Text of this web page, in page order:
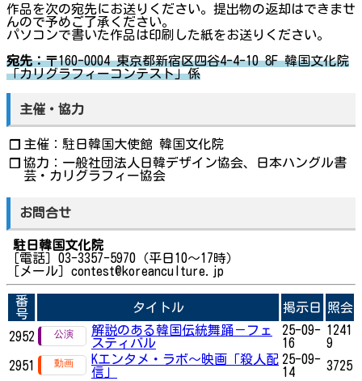
作品を次の宛先にお送りください。提出物の返却はできませ
んので予めご了承ください。
パソコンで書いた作品は印刷した紙をお送りください。
宛先：〒160-0004 東京都新宿区四谷4-4-10 8F 韓国文化院
「カリグラフィーコンテスト」係
主催・協力
❐ 主催：駐日韓国大使館 韓国文化院
❐ 協力：一般社団法人日韓デザイン協会、日本ハングル書
芸・カリグラフィー協会
お問合せ
駐日韓国文化院
［電話］03-3357-5970（平日10～17時）
［メール］contest@koreanculture.jp
番
号
タイトル 掲示日 照会
2952
解説のある韓国伝統舞踊－フェ
スティバル
25-09-
16
1241
9
2951
Kエンタメ・ラボ～映画「殺人配
信」
25-09-
14
3725